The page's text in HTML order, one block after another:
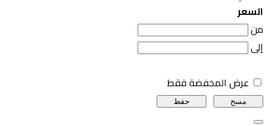
السعر
من
إلى
عرض المخفضة فقط
مسح حفظ